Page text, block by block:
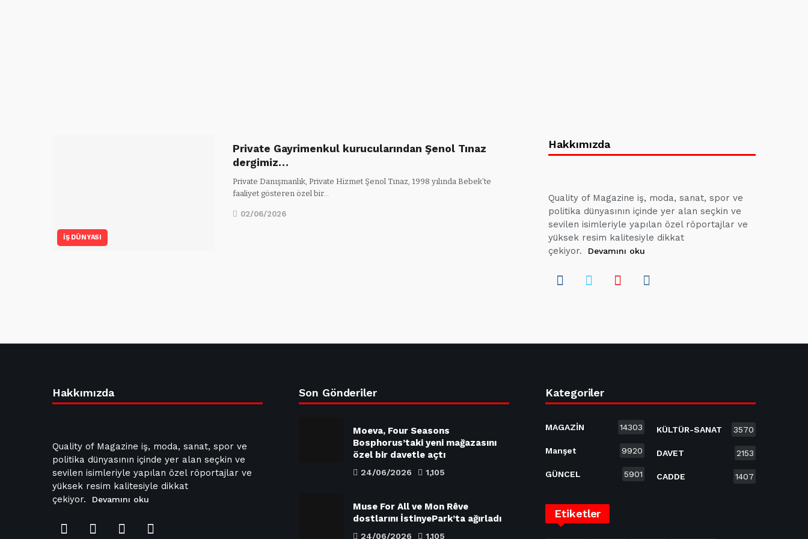
İŞ DÜNYASI
Private Gayrimenkul kurucularından Şenol Tınaz
dergimiz…
Private Danışmanlık, Private Hizmet Şenol Tınaz, 1998 yılında Bebek’te
faaliyet gösteren özel bir…
02/06/2026
Hakkımızda
Quality of Magazine iş, moda, sanat, spor ve
politika dünyasının içinde yer alan seçkin ve
sevilen isimleriyle yapılan özel röportajlar ve
yüksek resim kalitesiyle dikkat
çekiyor.
Devamını oku
Hakkımızda
Quality of Magazine iş, moda, sanat, spor ve
politika dünyasının içinde yer alan seçkin ve
sevilen isimleriyle yapılan özel röportajlar ve
yüksek resim kalitesiyle dikkat
çekiyor.
Devamını oku
Son Gönderiler
Moeva, Four Seasons
Bosphorus’taki yeni mağazasını
özel bir davetle açtı
24/06/2026 1,105
Muse For All ve Mon Rêve
dostlarını İstinyePark’ta ağırladı
24/06/2026 1,105
Kategoriler
MAGAZİN 14303
Manşet 9920
GÜNCEL 5901
KÜLTÜR-SANAT 3570
DAVET 2153
CADDE 1407
Etiketler